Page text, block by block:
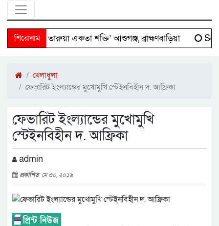
শিরোনাম
‘দক্ষিণ তারুয়া একতা শক্তি’ আশুগঞ্জ, ব্রাহ্মণবাড়িয়া
খেলাধুলা
ফেভারিট ইংল্যান্ডের মুখোমুখি স্টেইনবিহীন দ. আফ্রিকা
ফেভারিট ইংল্যান্ডের মুখোমুখি
স্টেইনবিহীন দ. আফ্রিকা
admin
প্রকাশিত মে ৩০, ২০১৯